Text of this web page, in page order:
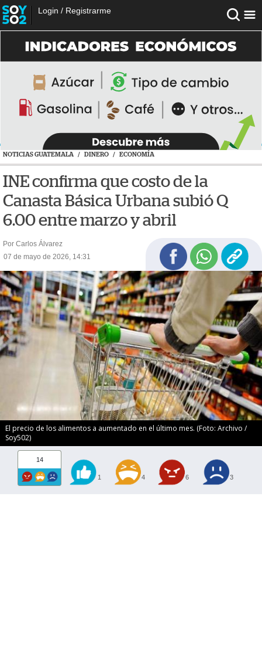
Login / Registrarme
NOTICIAS GUATEMALA / DINERO / ECONOMÍA
INE confirma que costo de la
Canasta Básica Urbana subió Q
6.00 entre marzo y abril
Por Carlos Álvarez
07 de mayo de 2026, 14:31
El precio de los alimentos a aumentado en el último mes. (Foto: Archivo /
Soy502)
14
1 4 6 3